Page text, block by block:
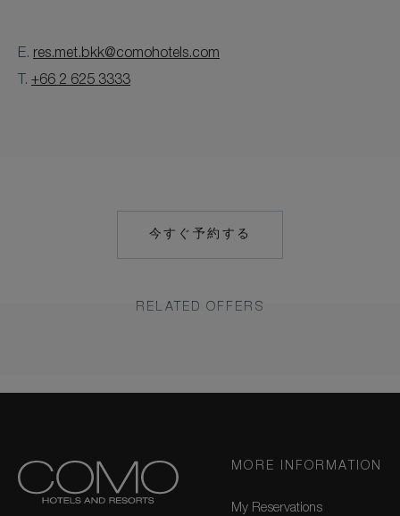
E. res.met.bkk@comohotels.com
T. +66 2 625 3333
今すぐ予約する
HTTPS://
RELATED OFFERS
MORE INFORMATION
My Reservations